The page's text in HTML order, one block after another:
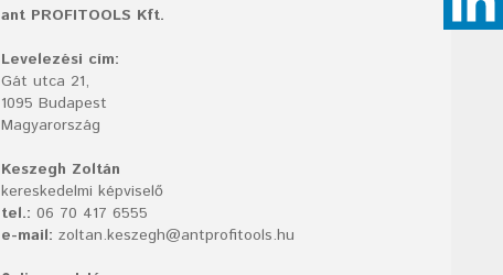
ant PROFITOOLS Kft.
Levelezési cím:
Gát utca 21,
1095 Budapest
Magyarország
Keszegh Zoltán
kereskedelmi képviselő
tel.: 06 70 417 6555
e-mail: zoltan.keszegh@antprofitools.hu